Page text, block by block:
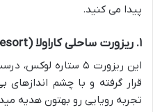
پیدا می کنید.
۱. ریزورت ساحلی کاراولا (Caravela Beach Resort)
این ریزورت ۵ ستاره
قرار گرفته و با چشم اندازهای
تجربه رویایی رو بهتون هدیه